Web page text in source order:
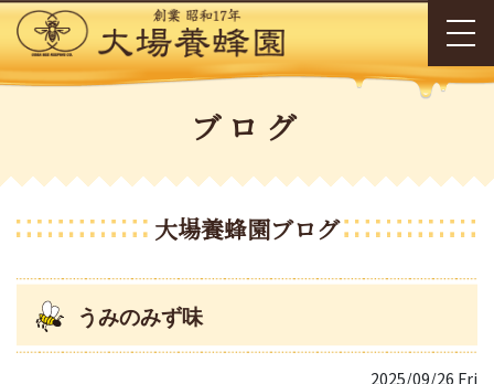
ブログ
大場養蜂園ブログ
うみのみず味
2025/09/26 Fri